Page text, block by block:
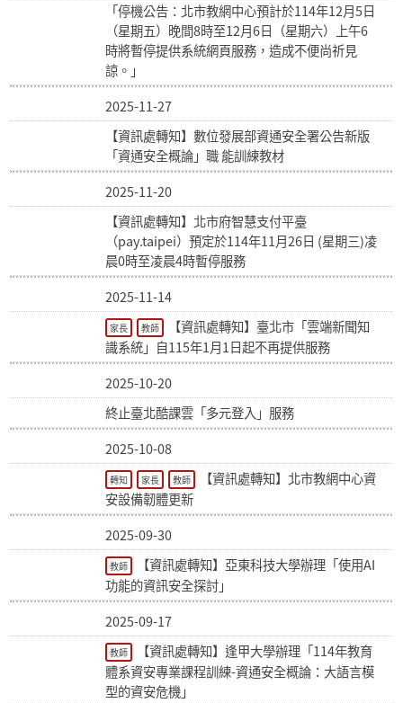
「停機公告：北市教網中心預計於114年12月5日
（星期五）晚間8時至12月6日（星期六）上午6
時將暫停提供系統網頁服務，造成不便尚祈見
諒。」
2025-11-27
【資訊處轉知】數位發展部資通安全署公告新版
「資通安全概論」職 能訓練教材
2025-11-20
【資訊處轉知】北市府智慧支付平臺
（pay.taipei）預定於114年11月26日 (星期三)凌
晨0時至凌晨4時暫停服務
2025-11-14
家長 教師
【資訊處轉知】臺北市「雲端新聞知
識系統」自115年1月1日起不再提供服務
2025-10-20
終止臺北酷課雲「多元登入」服務
2025-10-08
轉知 家長 教師
【資訊處轉知】北市教網中心資
安設備韌體更新
2025-09-30
教師
【資訊處轉知】亞東科技大學辦理「使用AI
功能的資訊安全探討」
2025-09-17
教師
【資訊處轉知】逢甲大學辦理「114年教育
體系資安專業課程訓練-資通安全概論：大語言模
型的資安危機」